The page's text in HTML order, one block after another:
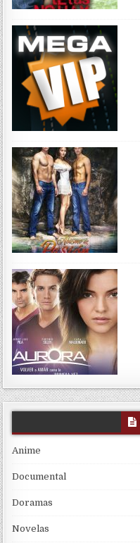
Anime
Documental
Doramas
Novelas